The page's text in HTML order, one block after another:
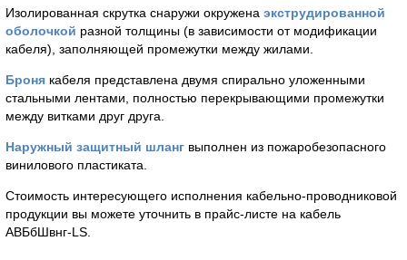
Изолированная скрутка снаружи окружена экструдированной
оболочкой разной толщины (в зависимости от модификации
кабеля), заполняющей промежутки между жилами.
Броня кабеля представлена двумя спирально уложенными
стальными лентами, полностью перекрывающими промежутки
между витками друг друга.
Наружный защитный шланг выполнен из пожаробезопасного
винилового пластиката.
Стоимость интересующего исполнения кабельно-проводниковой
продукции вы можете уточнить в прайс-листе на кабель
АВБбШвнг-LS.